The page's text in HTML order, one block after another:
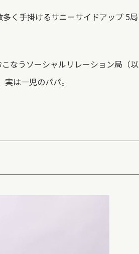
く手掛けるサニーサイドアップ 5局
なうソーシャルリレーション局（以
は一児のパパ。